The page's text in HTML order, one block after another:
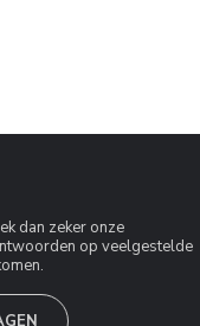
dan zeker onze
op veelgestelde